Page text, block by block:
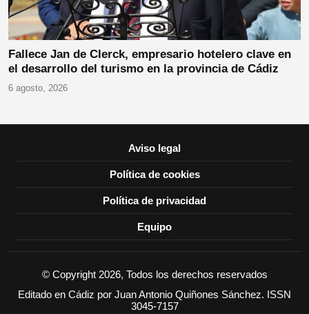
Fallece Jan de Clerck, empresario hotelero clave en
el desarrollo del turismo en la provincia de Cádiz
6 agosto, 2026
Aviso legal
Política de cookies
Política de privacidad
Equipo
© Copyright 2026, Todos los derechos reservados
Editado en Cádiz por Juan Antonio Quiñones Sánchez. ISSN
3045-7157